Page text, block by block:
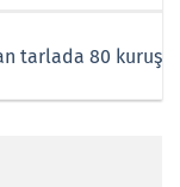
tarlada 80 kuruş